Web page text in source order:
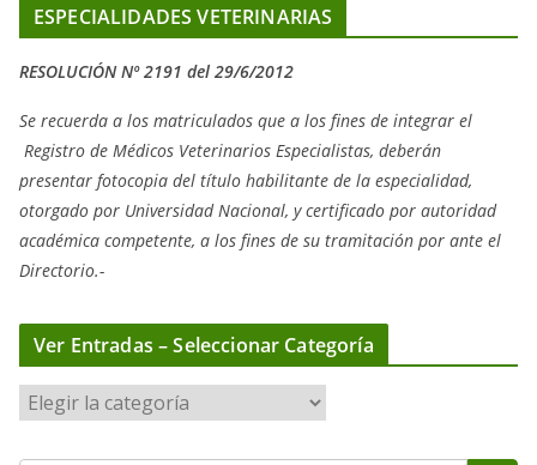
ESPECIALIDADES VETERINARIAS
RESOLUCIÓN Nº 2191 del 29/6/2012
Se recuerda a los matriculados que a los fines de integrar el
Registro de Médicos Veterinarios Especialistas, deberán
presentar fotocopia del título habilitante de la especialidad,
otorgado por Universidad Nacional, ycertificado por autoridad
académica competente, a los fines de su tramitación por ante el
Directorio.-
Ver Entradas – Seleccionar Categoría
e
r